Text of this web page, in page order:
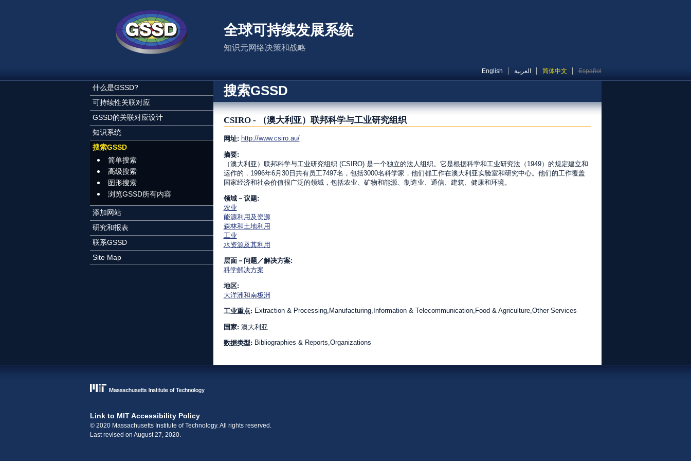
全球可持续发展系统
知识元网络决策和战略
English العربية 简体中文 Español
什么是GSSD?
可持续性关联对应
GSSD的关联对应设计
知识系统
搜索GSSD
简单搜索
高级搜索
图形搜索
浏览GSSD所有内容
添加网站
研究和报表
联系GSSD
Site Map
搜索GSSD
CSIRO - （澳大利亚）联邦科学与工业研究组织
网址: http://www.csiro.au/
摘要:
（澳大利亚）联邦科学与工业研究组织 (CSIRO) 是一个独立的法人组织。它是根据科学和工业研究法（1949）的规定建立和
运作的，1996年6月30日共有员工7497名，包括3000名科学家，他们都工作在澳大利亚实验室和研究中心。他们的工作覆盖
国家经济和社会价值很广泛的领域，包括农业、矿物和能源、制造业、通信、建筑、健康和环境。
领域－议题:
农业
能源利用及资源
森林和土地利用
工业
水资源及其利用
层面－问题／解决方案:
科学解决方案
地区:
大洋洲和南极洲
工业重点: Extraction & Processing,Manufacturing,Information & Telecommunication,Food & Agriculture,Other Services
国家: 澳大利亚
数据类型: Bibliographies & Reports,Organizations
Link to MIT Accessibility Policy
© 2020 Massachusetts Institute of Technology. All rights reserved.
Last revised on August 27, 2020.